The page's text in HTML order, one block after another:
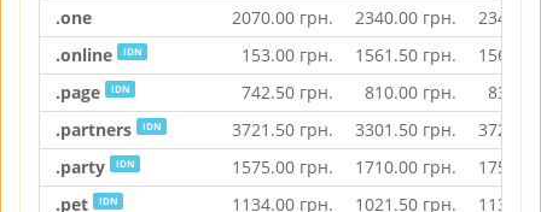
.one
2070.00 грн. 2340.00 грн.
2340.00
.online
IDN 153.00 грн. 1561.50 грн.
1561.50
.page
IDN 742.50 грн. 810.00 грн.
830.50
.partners
IDN 3721.50 грн. 3301.50 грн.
3721.50
.party
IDN 1575.00 грн. 1710.00 грн.
1753.00
.pet
IDN 1134.00 грн. 1021.50 грн.
1134.00